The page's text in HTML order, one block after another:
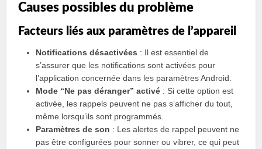
Causes possibles du problème
Facteurs liés aux paramètres de l’appareil
Notifications désactivées : Il est essentiel de
s’assurer que les notifications sont activées pour
l’application concernée dans les paramètres Android.
Mode “Ne pas déranger” activé : Si cette option est
activée, les rappels peuvent ne pas s’afficher du tout,
même lorsqu’ils sont programmés.
Paramètres de son : Les alertes de rappel peuvent ne
pas être configurées pour sonner ou vibrer, ce qui peut